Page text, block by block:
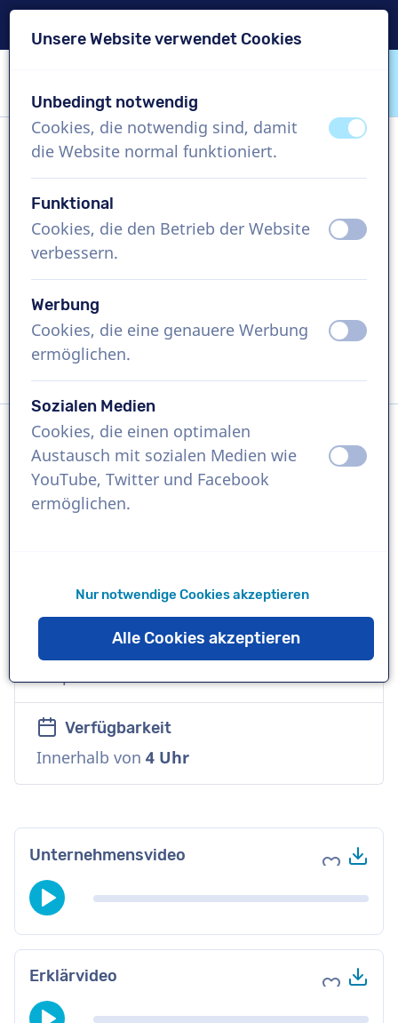
VoiceProductions
Dan
US$ 399,95
Imagefilm , 1 - 250 Wörter
Projekt erstellen
Kostenlose Demo anfordern
Sprache
Englisch (Amerikanisch)
Sprecher
Kommerziell, Tief, Freundlich, Warm,
Verfügbarkeit
Innerhalb von 4 Uhr
Unternehmensvideo Zu
Erklärvideo Zu
Unsere Website verwendet Cookies
Unbedingt notwendig
Cookies, die notwendig sind, damit
die Website normal funktioniert.
aus
an
Funktional
Cookies, die den Betrieb der Website
verbessern.
ausan
Werbung
Cookies, die eine genauere Werbung
ermöglichen.
ausan
Sozialen Medien
Cookies, die einen optimalen
Austausch mit sozialen Medien wie
YouTube, Twitter und Facebook
ermöglichen.
ausan
Nur notwendige Cookies akzeptieren
Alle Cookies akzeptieren